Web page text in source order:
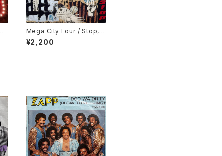
Mega City Four / Stop, D
esert Song
¥2,200